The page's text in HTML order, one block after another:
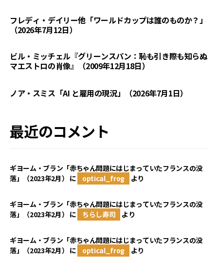
フレディ・デイリー他「ワールドカップは誰のものか？」
（2026年7月12日）
ビル・ミッチェル『グリーンスパン：恥も引き際も知らぬ
マエストロの肖像』（2009年12月18日）
ノア・スミス「AI と雇用の現況」（2026年7月1日）
最近のコメント
ギヨーム・ブラン「赤ちゃん問題にはじまっていたフランスの没
落」（2023年2月） に optical_frog より
ギヨーム・ブラン「赤ちゃん問題にはじまっていたフランスの没
落」（2023年2月） に ちらし寿司 より
ギヨーム・ブラン「赤ちゃん問題にはじまっていたフランスの没
落」（2023年2月） に optical_frog より